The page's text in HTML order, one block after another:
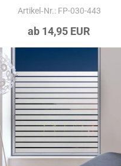
Artikel‑Nr.: FP-030-443
ab 14,95 EUR